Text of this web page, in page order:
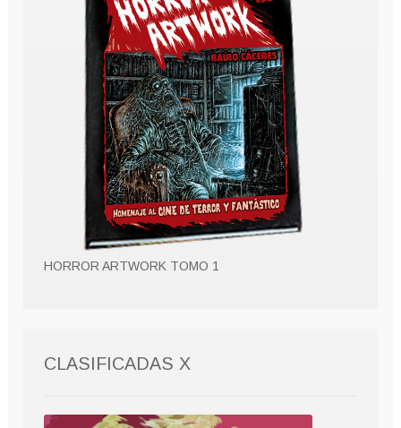
HORROR ARTWORK TOMO 1
CLASIFICADAS X